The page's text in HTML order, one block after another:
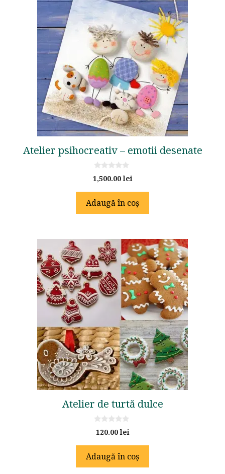
Atelier psihocreativ – emotii desenate
0
o
o
f
5
1,500.00lei
Adaugă în coș
Atelier de turtă dulce
0
o
o
f
5
120.00lei
Adaugă în coș